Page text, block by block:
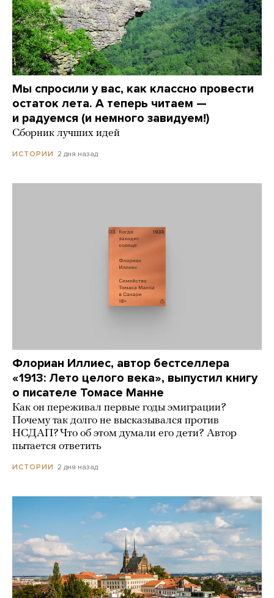
Мы спросили у вас, как классно провести
остаток лета. А теперь читаем —
и радуемся (и немного завидуем!)
Сборник лучших идей
ИСТОРИИ 2 дня назад
Флориан Иллиес, автор бестселлера
«1913: Лето целого века», выпустил книгу
о писателе Томасе Манне
Как он переживал первые годы эмиграции?
Почему так долго не высказывался против
НСДАП? Что об этом думали его дети? Автор
пытается ответить
ИСТОРИИ 2 дня назад